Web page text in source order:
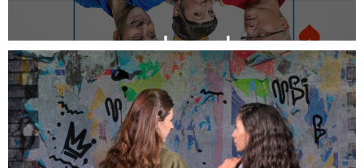
בעלה של אשתי
להזמנה >